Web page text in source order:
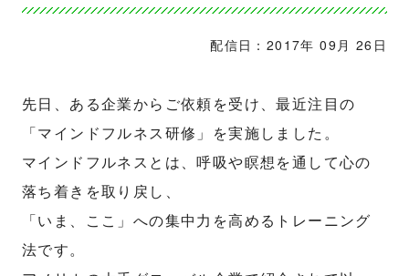
配信日：2017年 09月 26日
先日、ある企業からご依頼を受け、最近注目の
「マインドフルネス研修」を実施しました。
マインドフルネスとは、呼吸や瞑想を通して心の
落ち着きを取り戻し、
「いま、ここ」への集中力を高めるトレーニング
法です。